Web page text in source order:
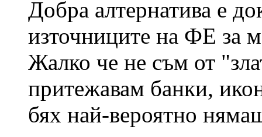
Добра алтернатива е
източниците на ФЕ за
Жалко че не съм от
притежавам банки,
бях най-вероятно